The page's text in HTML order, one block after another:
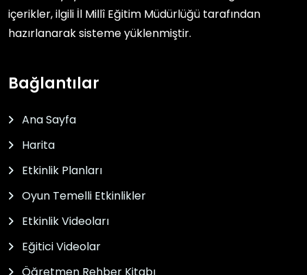
içerikler, ilgili İl Millî Eğitim Müdürlüğü tarafından
hazırlanarak sisteme yüklenmiştir.
Bağlantılar
Ana Sayfa
Harita
Etkinlik Planları
Oyun Temelli Etkinlikler
Etkinlik Videoları
Eğitici Videolar
Öğretmen Rehber Kitabı